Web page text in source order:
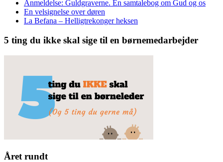
Anmeldelse: Guldgraverne. En samtalebog om Gud og os
En velsignelse over døren
La Befana – Helligtrekonger heksen
5 ting du ikke skal sige til en børnemedarbejder
Året rundt